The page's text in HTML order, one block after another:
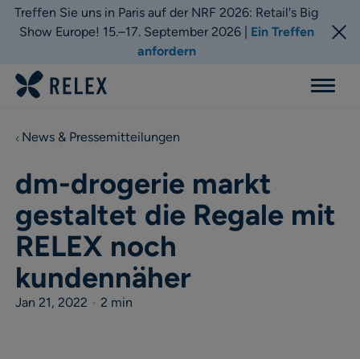
Treffen Sie uns in Paris auf der NRF 2026: Retail's Big
Show Europe! 15.–17. September 2026 | Ein Treffen
anfordern
Menu
News & Pressemitteilungen
dm-drogerie markt
gestaltet die Regale mit
RELEX noch
kundennäher
Jan 21, 2022 • 2 min